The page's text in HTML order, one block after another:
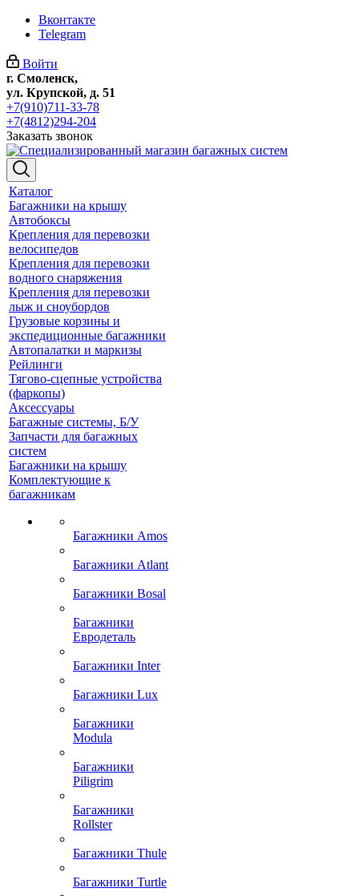
Вконтакте
Telegram
Войти
г. Смоленск,
ул. Крупской, д. 51
+7(910)711-33-78
+7(4812)294-204
Заказать звонок
Каталог
Багажники на крышу
Автобоксы
Крепления для перевозки
велосипедов
Крепления для перевозки
водного снаряжения
Крепления для перевозки
лыж и сноубордов
Грузовые корзины и
экспедиционные багажники
Автопалатки и маркизы
Рейлинги
Тягово-сцепные устройства
(фаркопы)
Аксессуары
Багажные системы, Б/У
Запчасти для багажных
систем
Багажники на крышу
Комплектующие к
багажникам
Багажники Amos
Багажники Atlant
Багажники Bosal
Багажники
Евродеталь
Багажники Inter
Багажники Lux
Багажники
Modula
Багажники
Piligrim
Багажники
Rollster
Багажники Thule
Багажники Turtle